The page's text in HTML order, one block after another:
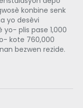
konbine senk
yo desèvi
plis pase 1,000
kote 760,000
bezwen rezide.